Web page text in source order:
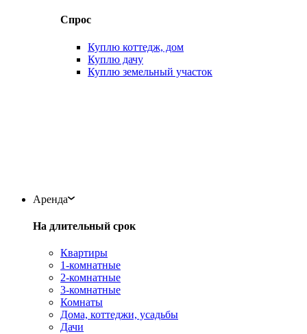
Спрос
Куплю коттедж, дом
Куплю дачу
Куплю земельный участок
Аренда
На длительный срок
Квартиры
1-комнатные
2-комнатные
3-комнатные
Комнаты
Дома, коттеджи, усадьбы
Дачи